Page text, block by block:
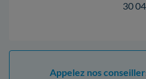
30 04
Appelez nos